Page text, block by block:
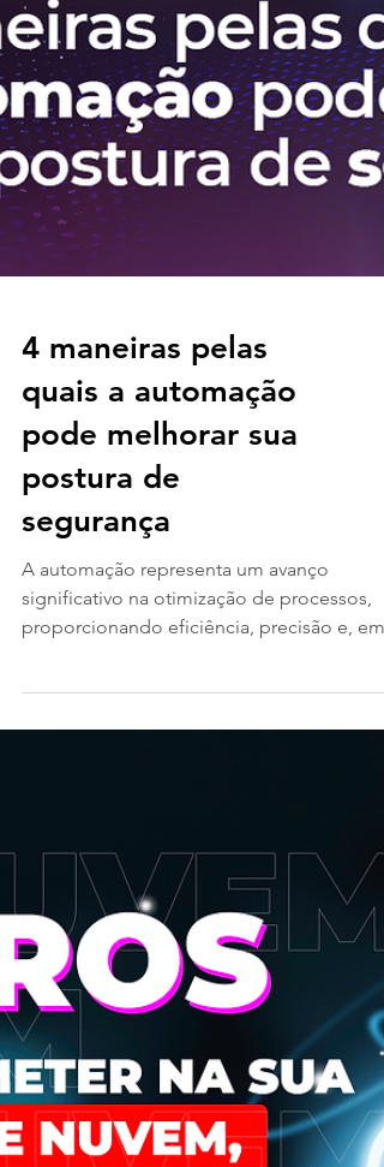
4 maneiras pelas
quais a automação
pode melhorar sua
postura de
segurança
A automação representa um avanço
significativo na otimização de processos,
muitos casos,...